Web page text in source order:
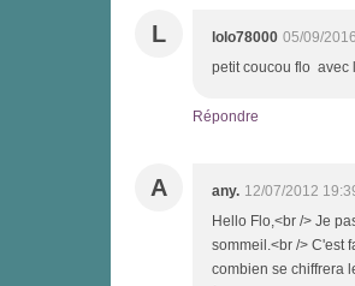
L lolo78000 05/09/
petit coucou flo avec
Répondre
A any. 12/07/2012
Hello Flo,<br /> Je
sommeil.<br /> C'est
combien se chiffrera